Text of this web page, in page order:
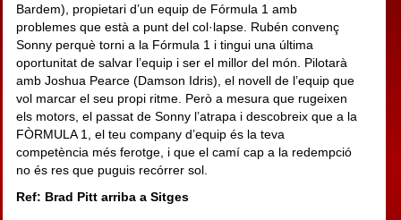
Bardem), propietari d’un equip de Fórmula 1 amb
problemes que està a punt del col·lapse. Rubén convenç
Sonny perquè torni a la Fórmula 1 i tingui una última
oportunitat de salvar l’equip i ser el millor del món. Pilotarà
amb Joshua Pearce (Damson Idris), el novell de l’equip que
vol marcar el seu propi ritme. Però a mesura que rugeixen
els motors, el passat de Sonny l’atrapa i descobreix que a la
FÒRMULA 1, el teu company d’equip és la teva
competència més ferotge, i que el camí cap a la redempció
no és res que puguis recórrer sol.
Ref: Brad Pitt arriba a Sitges